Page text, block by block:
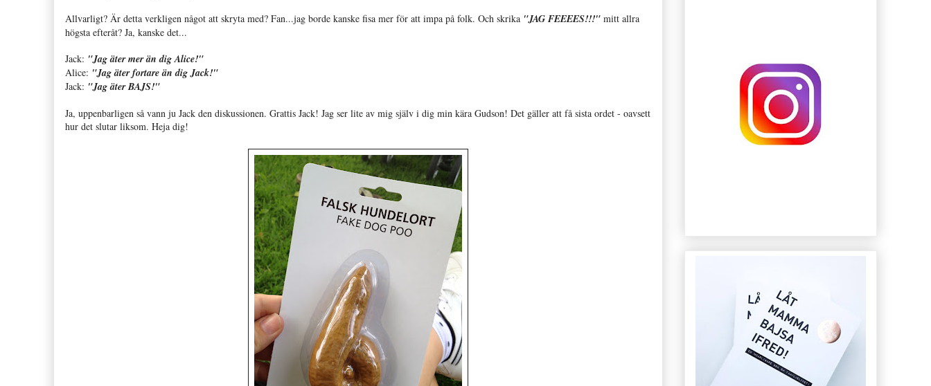
Allvarligt? Är detta verkligen något att skryta med? Fan...jag borde kanske fisa mer för att impa på folk. Och skrika "JAG FEEEES!!!" mitt allra
högsta efteråt? Ja, kanske det...
Jack: "Jag äter mer än dig Alice!"
Alice: "Jag äter fortare än dig Jack!"
Jack: "Jag äter BAJS!"
Ja, uppenbarligen så vann ju Jack den diskussionen. Grattis Jack! Jag ser lite av mig själv i dig min kära Gudson! Det gäller att få sista ordet - oavsett
hur det slutar liksom. Heja dig!